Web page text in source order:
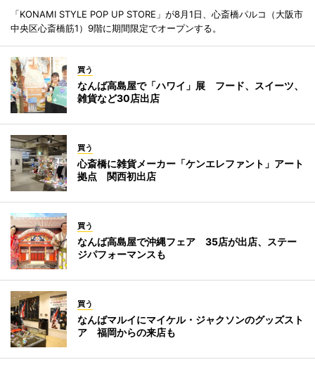
「KONAMI STYLE POP UP STORE」が8月1日、心斎橋パルコ（大阪市
中央区心斎橋筋1）9階に期間限定でオープンする。
買う
なんば高島屋で「ハワイ」展 フード、スイーツ、
雑貨など30店出店
買う
心斎橋に雑貨メーカー「ケンエレファント」アート
拠点 関西初出店
買う
なんば高島屋で沖縄フェア 35店が出店、ステー
ジパフォーマンスも
買う
なんばマルイにマイケル・ジャクソンのグッズスト
ア 福岡からの来店も